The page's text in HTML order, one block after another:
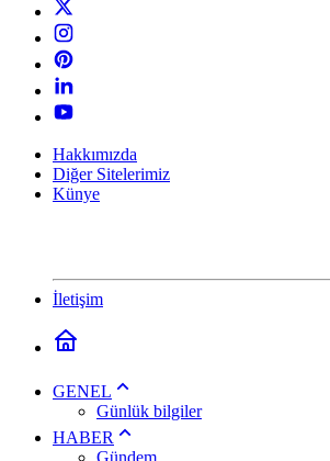
Hakkımızda
Diğer Sitelerimiz
Künye
İletişim
GENEL
Günlük bilgiler
HABER
Gündem